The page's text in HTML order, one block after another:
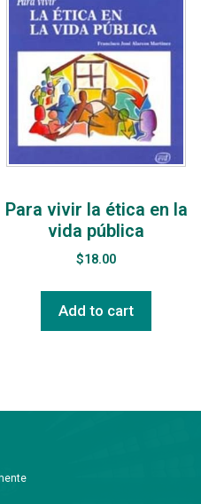
Para vivir la ética en la
vida pública
$18.00
Add to cart